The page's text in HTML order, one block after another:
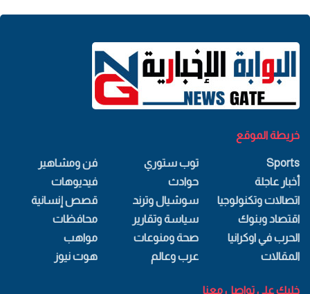
خريطة الموقع
Sports
أخبار عاجلة
اتصالات وتكنولوجيا
اقتصاد وبنوك
الحرب في اوكرانيا
المقالات
توب ستوري
حوادث
سوشيال وترند
سياسة وتقارير
صحة ومنوعات
عرب وعالم
فن ومشاهير
فيديوهات
قصص إنسانية
محافظات
مواهب
هوت نيوز
خليك علي تواصل معنا